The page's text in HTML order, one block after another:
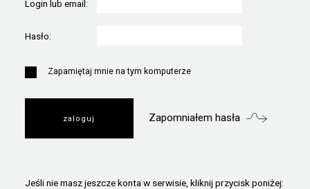
Login lub email:
Hasło:
Zapamiętaj mnie na tym komputerze
Zapomniałem hasła
Jeśli nie masz jeszcze konta w serwisie, kliknij przycisk poniżej: